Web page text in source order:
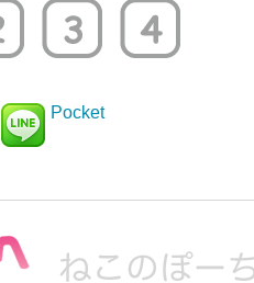
Pocket